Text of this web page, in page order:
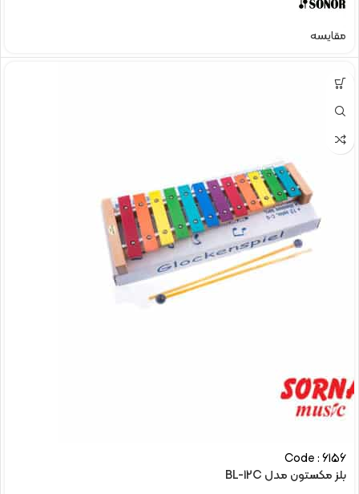
مقایسه
Code : 6156
بلز مکستون مدل BL-12C